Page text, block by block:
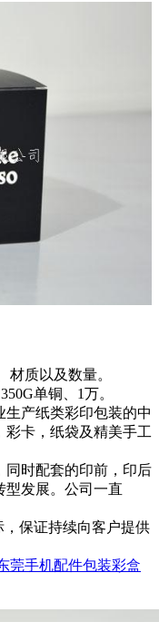
质以及数量。
单铜、1万。
生产纸类彩印包装的中
卡，纸袋及精美手工
同时配套的印前，印后
型发展。公司一直
，保证持续向客户提供
莞手机配件包装彩盒